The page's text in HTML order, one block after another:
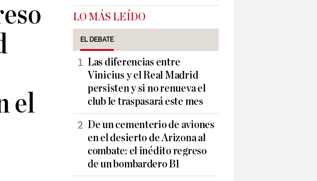
el
LO MÁS LEÍDO
EL DEBATE
Las diferencias entre
Vinicius y el Real Madrid
persisten y si no renueva el
club le traspasará este mes
De un cementerio de aviones
en el desierto de Arizona al
combate: el inédito regreso
de un bombardero B1